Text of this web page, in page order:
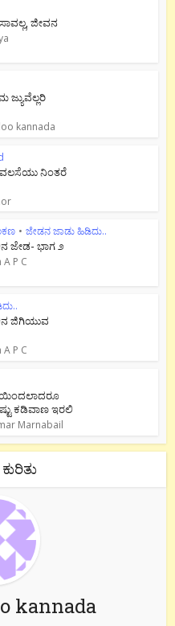
ಜೀವನ
ಜ್ಯುವೆಲ್ಲರಿ
kannada
ವಲಸೆಯು ನಿಂತರೆ
• ಜೇಡನ ಜಾಡು ಹಿಡಿದು..
ಭಾಗ ೨
P C
ಜಿಗಿಯುವ
P C
ಕಡಿವಾಣ ಇರಲಿ
Marnabail
kannada